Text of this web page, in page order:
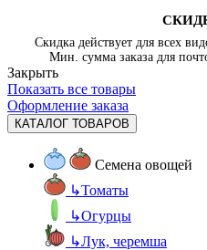
Скидка действует для всех
Мин. сумма заказа для
Закрыть
Показать все товары
Оформление заказа
КАТАЛОГ ТОВАРОВ
Семена овощей
↳Томаты
↳Огурцы
↳Лук, черемша